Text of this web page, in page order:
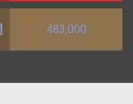
483,000